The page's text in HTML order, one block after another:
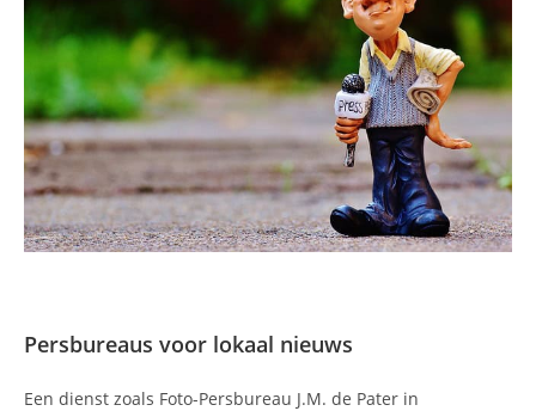
Persbureaus voor lokaal nieuws
Een dienst zoals Foto-Persbureau J.M. de Pater in